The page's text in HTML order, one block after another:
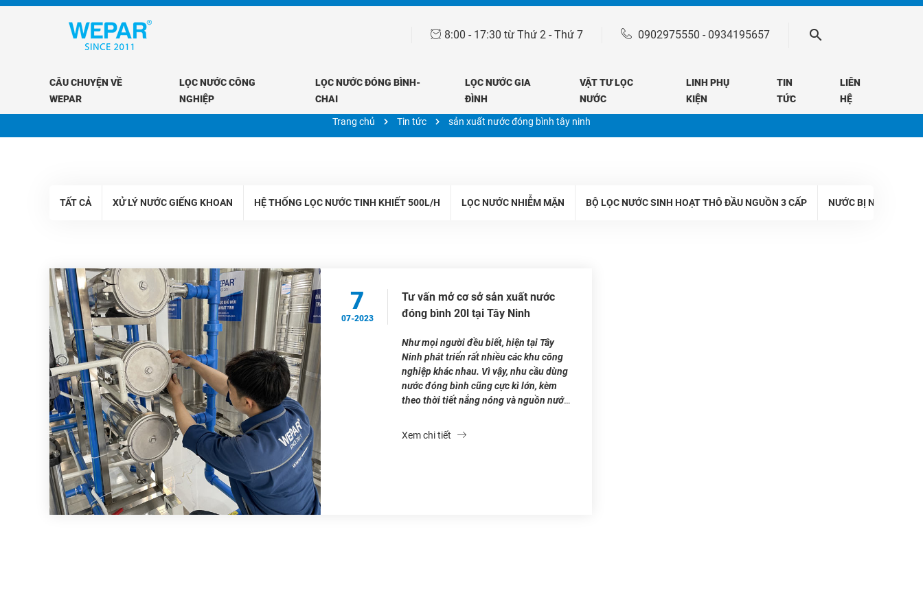
8:00 - 17:30 từ Thứ 2 - Thứ 7 0902975550 - 0934195657
CÂU CHUYỆN VỀ
WEPAR
LỌC NƯỚC CÔNG
NGHIỆP
LỌC NƯỚC ĐÓNG BÌNH-
CHAI
LỌC NƯỚC GIA
ĐÌNH
VẬT TƯ LỌC
NƯỚC
LINH PHỤ
KIỆN
TIN
TỨC
LIÊN
HỆ
Tin tức
Trang chủ Tin tức sản xuất nước đóng bình tây ninh
TẤT CẢ XỬ LÝ NƯỚC GIẾNG KHOAN HỆ THỐNG LỌC NƯỚC TINH KHIẾT 500L/H LỌC NƯỚC NHIỄM MẶN BỘ LỌC NƯỚC SINH HOẠT THÔ ĐẦU NGUỒN 3 CẤP NƯỚC BỊ NHIỄM
7
07-2023
Tư vấn mở cơ sở sản xuất nước
đóng bình 20l tại Tây Ninh
Như mọi người đều biết, hiện tại Tây
Ninh phát triển rất nhiều các khu công
nghiệp khác nhau. Vì vậy, nhu cầu dùng
nước đóng bình cũng cực kì lớn, kèm
theo thời tiết nắng nóng và nguồn nước
rất nhiều. Do đó, tư vấn mở […]
Xem chi tiết